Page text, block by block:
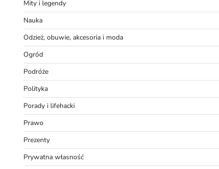
Mity i legendy
Nauka
Odzież, obuwie, akcesoria i moda
Ogród
Podróże
Polityka
Porady i lifehacki
Prawo
Prezenty
Prywatna własność